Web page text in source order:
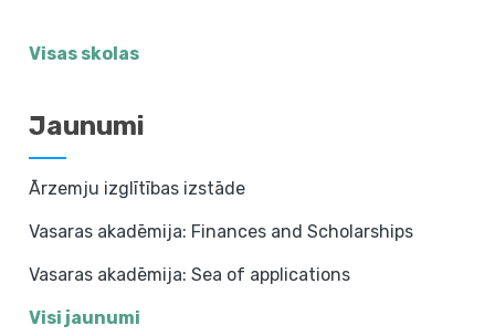
Visas skolas
Jaunumi
Ārzemju izglītības izstāde
Vasaras akadēmija: Finances and Scholarships
Vasaras akadēmija: Sea of applications
Visi jaunumi